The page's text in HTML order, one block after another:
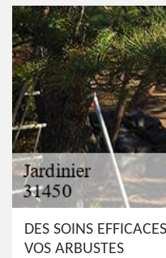
DES SOINS
VOS ARBUSTES